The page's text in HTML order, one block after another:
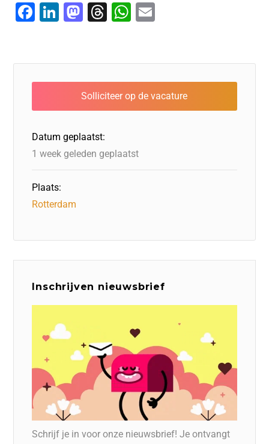
F
e
b
o
o
k
Li
e
dI
n
M
o
d
o
n
T
a
d
s
W
s
A
p
l
Datum geplaatst:
1 week geleden geplaatst
Plaats:
Rotterdam
Inschrijven nieuwsbrief
Schrijf je in voor onze nieuwsbrief! Je ontvangt